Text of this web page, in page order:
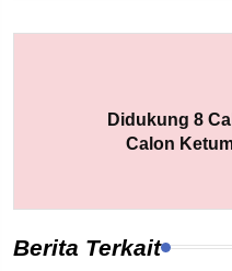
Didukung 8
Calon
Berita Terkait